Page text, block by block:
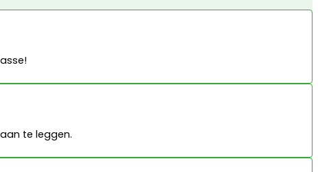
te leggen.